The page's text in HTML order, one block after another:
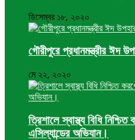
ডিসেম্বর ১৮, ২০২০
গৌরীপুরে প্রধানমন্ত্রীর ঈদ
মে ২২, ২০২০
ত্রিশালে স্বাস্থ্য বিধি
এসিল্যান্ডের অভিযান।